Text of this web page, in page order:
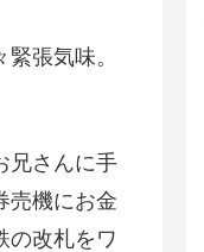
張気味。
兄さんに手
売機にお金
の改札をワ